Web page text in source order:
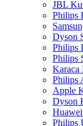
JBL
Philips
Dyson
Philips
Philips
Karaca
Philips
Apple
Dyson
Huawei
Philips